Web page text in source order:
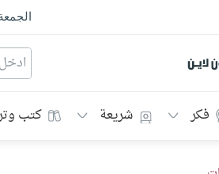
لاين
فكر شريعة كتب